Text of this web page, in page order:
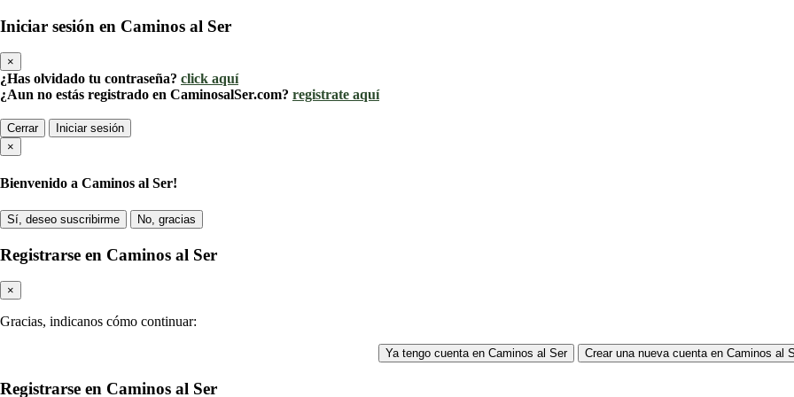
Iniciar sesión en Caminos al Ser
×
¿Has olvidado tu contraseña? click aquí
¿Aun no estás registrado en CaminosalSer.com? registrate aquí
Cerrar
Iniciar sesión
×
Bienvenido a Caminos al Ser!
Sí, deseo suscribirme No, gracias
Registrarse en Caminos al Ser
×
Gracias, indicanos cómo continuar:
Ya tengo cuenta en Caminos al Ser Crear una nueva cuenta en Caminos al
Registrarse en Caminos al Ser